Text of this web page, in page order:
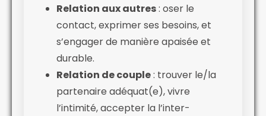
Relation aux autres: oser le
contact, exprimer ses besoins, et
s’engager de manière apaisée et
durable.
Relation de couple: trouver le/la
partenaire adéquat(e), vivre
l’intimité, accepter la l’inter-